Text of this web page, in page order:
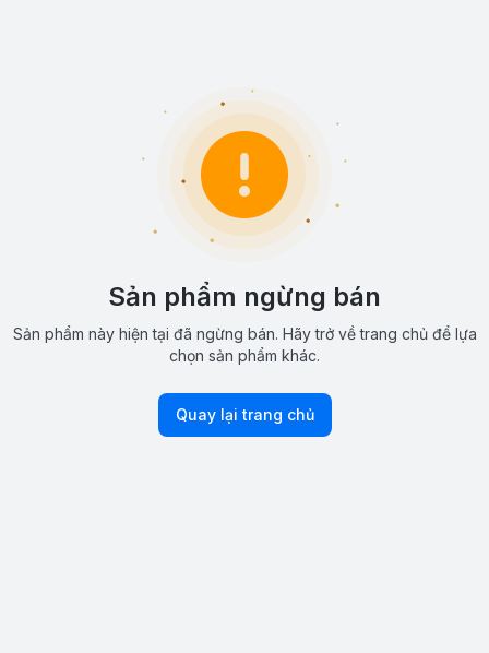
Sản phẩm ngừng bán
Sản phẩm này hiện tại đã ngừng bán. Hãy trở về trang chủ để lựa
chọn sản phẩm khác.
Quay lại trang chủ